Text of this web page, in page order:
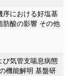
序における好塩基
肪酸の影響 その他
び気管支喘息病態
機能解明 基盤研